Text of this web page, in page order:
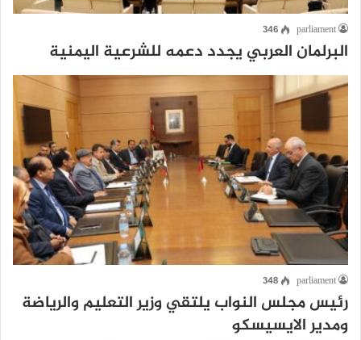
parliament
346
البرلمان العربي يجدد دعمه للشرعية اليمنية
parliament
348
رئيس مجلس النواب يلتقي وزير التعليم والرياضة
ومدير الايسيسكو